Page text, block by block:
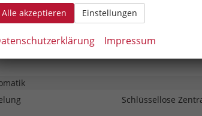
Rückleuchten, LED-Scheinwerfer, LED-
Schlüssellose
Alle akzeptieren Einstellungen
Impressum